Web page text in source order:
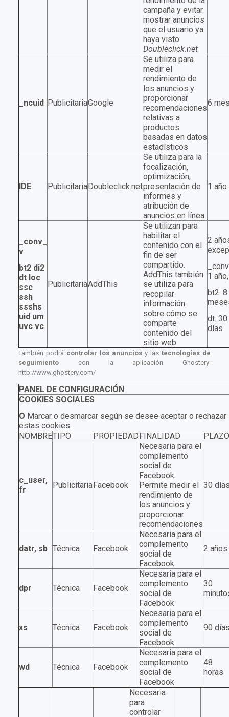
campaña y evitar
mostrar anuncios
que el usuario ya
haya visto
Doubleclick.net
_ncuid PublicitariaGoogle
Se utiliza para
medir el
rendimiento de
los anuncios y
proporcionar
recomendaciones
relativas a
productos
basadas en datos
estadísticos
6
IDE Publicitaria Doubleclick.net
Se utiliza para la
focalización,
optimización,
presentación de
informes y
atribución de
anuncios en línea.
1 año
_conv_
v
bt2 di2
dt loc
ssc
ssh
ssshs
uid um
uvc vc
PublicitariaAddThis
Se utilizan para
habilitar el
contenido con el
fin de ser
compartido.
AddThis también
se utiliza para
recopilar
información
sobre cómo se
comparte
contenido del
sitio web
2
1 año,
bt2: 8
dt: 30
días
También podrá controlar los anuncios y las tecnologías de
seguimiento con la aplicación Ghostery:
http://www.ghostery.com/
PANEL DE CONFIGURACIÓN
COOKIES SOCIALES
O Marcar o desmarcar según se desee aceptar o
estas cookies.
NOMBRETIPO PROPIEDAD FINALIDAD
c_user,
fr
Publicitaria Facebook
Necesaria para el
complemento
social de
Facebook.
Permite medir el
rendimiento de
los anuncios y
proporcionar
recomendaciones
30
datr, sb Técnica Facebook
Necesaria para el
complemento
social de
Facebook
2 años
dpr Técnica Facebook
Necesaria para el
complemento
social de
Facebook
30
xs Técnica Facebook
Necesaria para el
complemento
social de
Facebook
90
wd Técnica Facebook
Necesaria para el
complemento
social de
Facebook
48
horas
Necesaria
para
controlar